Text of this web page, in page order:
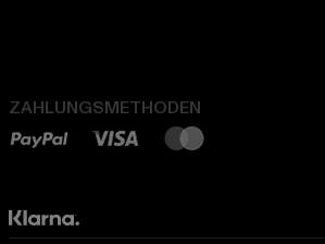
ZAHLUNGSMETHODEN